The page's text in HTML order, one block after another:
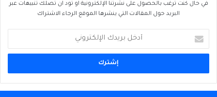
في حال كنت ترغب بالحصول على نشرتنا الإلكترونية او تود ان تصلك تنبيهات عبر
البريد حول المقالات التي ينشرها الموقع الرجاء الاشتراك
بريدك
الإلكتروني